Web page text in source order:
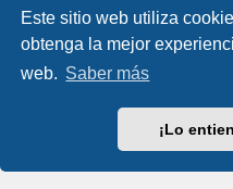
Este sitio web utiliza
obtenga la mejor
web. Saber más
¡Lo